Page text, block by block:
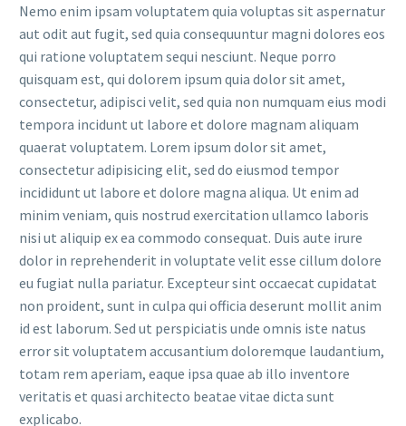
Nemo enim ipsam voluptatem quia voluptas sit aspernatur
aut odit aut fugit, sed quia consequuntur magni dolores eos
qui ratione voluptatem sequi nesciunt. Neque porro
quisquam est, qui dolorem ipsum quia dolor sit amet,
consectetur, adipisci velit, sed quia non numquam eius modi
tempora incidunt ut labore et dolore magnam aliquam
quaerat voluptatem. Lorem ipsum dolor sit amet,
consectetur adipisicing elit, sed do eiusmod tempor
incididunt ut labore et dolore magna aliqua. Ut enim ad
minim veniam, quis nostrud exercitation ullamco laboris
nisi ut aliquip ex ea commodo consequat. Duis aute irure
dolor in reprehenderit in voluptate velit esse cillum dolore
eu fugiat nulla pariatur. Excepteur sint occaecat cupidatat
non proident, sunt in culpa qui officia deserunt mollit anim
id est laborum. Sed ut perspiciatis unde omnis iste natus
error sit voluptatem accusantium doloremque laudantium,
totam rem aperiam, eaque ipsa quae ab illo inventore
veritatis et quasi architecto beatae vitae dicta sunt
explicabo.